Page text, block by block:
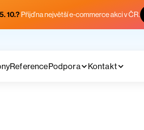
10.? Přijď na největší e-commerce akci v ČR.
ReferencePodpora Kontakt